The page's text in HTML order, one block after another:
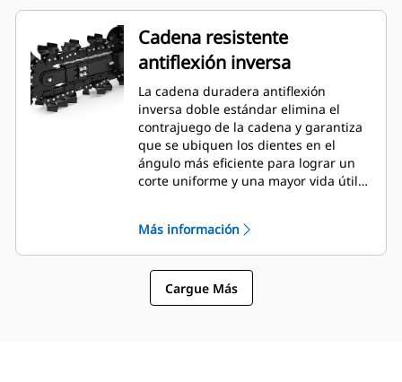
Cadena resistente
antiflexión inversa
La cadena duradera antiflexión
inversa doble estándar elimina el
contrajuego de la cadena y garantiza
que se ubiquen los dientes en el
ángulo más eficiente para lograr un
corte uniforme y una mayor vida útil
Más información
Cargue Más